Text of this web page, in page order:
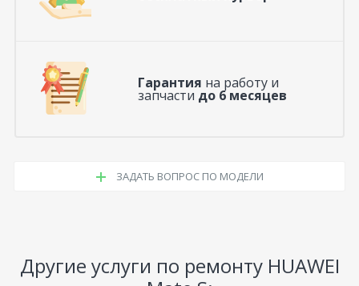
Гарантия на работу и
запчасти до 6 месяцев
ЗАДАТЬ ВОПРОС ПО МОДЕЛИ
Другие услуги по ремонту HUAWEI